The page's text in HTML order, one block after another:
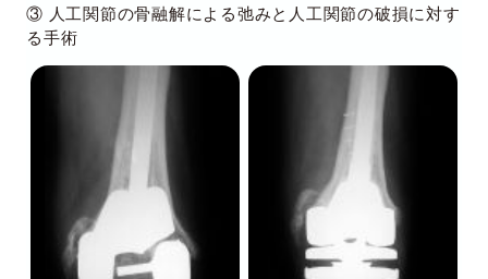
③ 人工関節の骨融解による弛みと人工関節の破損に対す
る手術